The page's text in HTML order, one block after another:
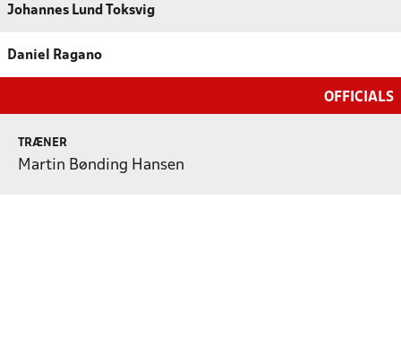
Johannes Lund Toksvig
Daniel Ragano
OFFICIALS
TRÆNER
Martin Bønding Hansen